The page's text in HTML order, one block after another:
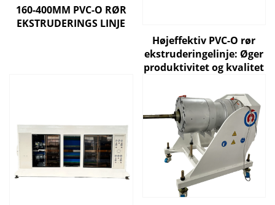
160-400MM PVC-O RØR
EKSTRUDERINGS LINJE
Højeffektiv PVC-O rør
ekstruderingelinje: Øger
produktivitet og kvalitet